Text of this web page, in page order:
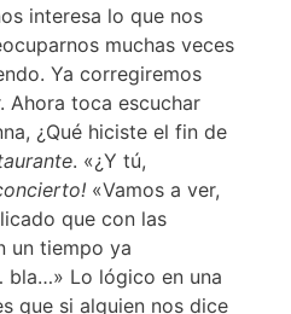
interesa lo que nos
muchas veces
Ya corregiremos
Ahora toca escuchar
¿Qué hiciste el fin de
. «¿Y tú,
«Vamos a ver,
que con las
un tiempo ya
Lo lógico en una
que si alguien nos dice